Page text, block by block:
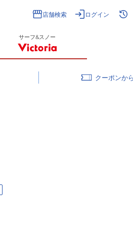
店舗検索 ログイン
サーフ&スノー
クーポン